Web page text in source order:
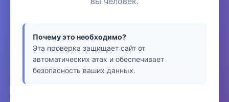
Почему это необходимо?
Эта проверка защищает сайт от
автоматических атак и обеспечивает
безопасность ваших данных.